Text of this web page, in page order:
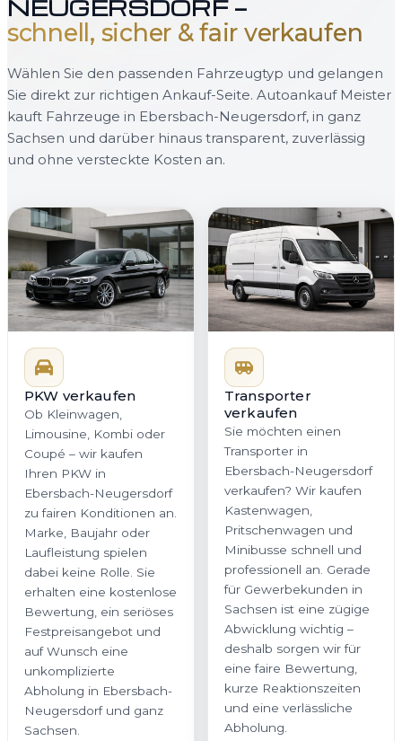
NEUGERSDORF —
schnell, sicher & fair verkaufen
Wählen Sie den passenden Fahrzeugtyp und gelangen
Sie direkt zur richtigen Ankauf-Seite. Autoankauf Meister
kauft Fahrzeuge in Ebersbach-Neugersdorf, in ganz
Sachsen und darüber hinaus transparent, zuverlässig
und ohne versteckte Kosten an.
PKW verkaufen
Ob Kleinwagen,
Limousine, Kombi oder
Coupé – wir kaufen
Ihren PKW in
Ebersbach-Neugersdorf
zu fairen Konditionen an.
Marke, Baujahr oder
Laufleistung spielen
dabei keine Rolle. Sie
erhalten eine kostenlose
Bewertung, ein seriöses
Festpreisangebot und
auf Wunsch eine
unkomplizierte
Abholung in Ebersbach-
Neugersdorf und ganz
Sachsen.
Transporter
verkaufen
Sie möchten einen
Transporter in
Ebersbach-Neugersdorf
verkaufen? Wir kaufen
Kastenwagen,
Pritschenwagen und
Minibusse schnell und
professionell an. Gerade
für Gewerbekunden in
Sachsen ist eine zügige
Abwicklung wichtig –
deshalb sorgen wir für
eine faire Bewertung,
kurze Reaktionszeiten
und eine verlässliche
Abholung.